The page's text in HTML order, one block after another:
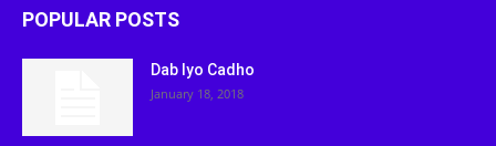
POPULAR POSTS
Dab Iyo Cadho
January 18, 2018